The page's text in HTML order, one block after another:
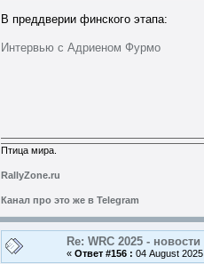
В преддверии финского этапа:
Интервью с Адриеном Фурмо
Птица мира.
RallyZone.ru
Канал про это же в Telegram
Re: WRC 2025 -
« Ответ #156 : 04 August